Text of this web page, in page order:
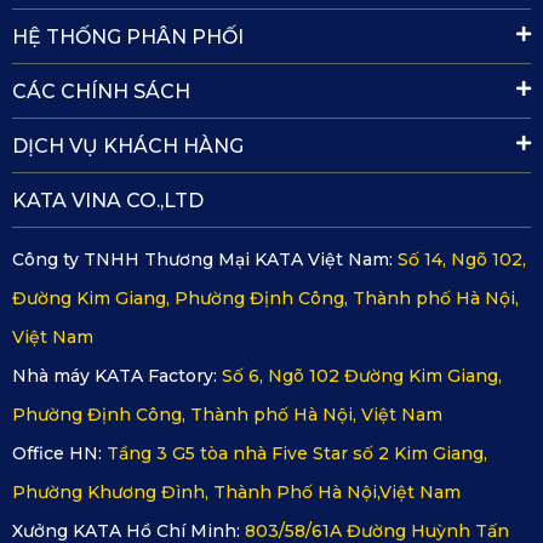
Thảm sàn ô tô 360 Hyundai Santa Fe 2.5 Xăng Cao Cấp 2024 sở
hữu tính năng chống trơn trượt vượt trội
Ngoài ra, lớp PVC phủ bề mặt giúp thảm chống thấm nước hiệu
quả. Dù bạn có vô tình làm đổ nước hay chất lỏng nào đó lên
thảm, chúng cũng sẽ không thấm vào bên dưới mà sẽ dễ dàng
2.5. Lắp đặt chuyên nghiệp, đảm bảo độ chính xác
HỆ THỐNG PHÂN PHỐI
CÁC CHÍNH SÁCH
DỊCH VỤ KHÁCH HÀNG
KATA VINA CO.,LTD
Công ty TNHH Thương Mại KATA Việt Nam: Số 14, Ngõ 102,
Đường Kim Giang, Phường Định Công, Thành phố Hà Nội,
Việt Nam
Nhà máy KATA Factory: Số 6, Ngõ 102 Đường Kim Giang,
Phường Định Công, Thành phố Hà Nội, Việt Nam
Office HN: Tầng 3 G5 tòa nhà Five Star số 2 Kim Giang,
Phường Khương Đình, Thành Phố Hà Nội,Việt Nam
Xưởng KATA Hồ Chí Minh: 803/58/61A Đường Huỳnh Tấn